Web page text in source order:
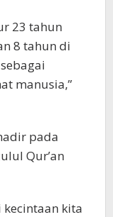
23 tahun
8 tahun di
manusia,”
pada
Qur’an
kita